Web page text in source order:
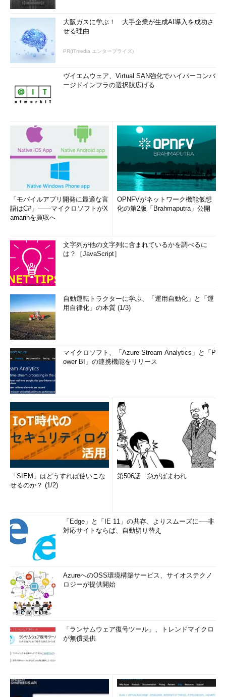
大阪ガスに学ぶ！ 大手企業が生成AI導入を成功さ
せる理由
PR(ITmedia エンタープライズ)
ヴイエムウェア、Virtual SAN強化でハイパーコンバ
ージドインフラの選択肢広げる
「モバイルアプリ開発に最適な言
語はC#」――マイクロソフトがX
amarinを買収へ
OPNFVがネットワーク機能仮想
化の第2版「Brahmaputra」公開
文字列が他の文字列に含まれているかを調べるに
は？［JavaScript］
自動運転トラクターに学ぶ、「運用自動化」と「運
用自律化」の本質 (1/3)
マイクロソフト、「Azure Stream Analytics」と「P
ower BI」の連携機能をリリース
「SIEM」はどうすれば使いこな
せるのか？ (1/2)
第506話 急がばまわれ
「Edge」と「IE 11」の共存、よりスムーズに──非
対応サイトならば、自動切り替え
AzureへのOSS環境構築サービス、サイオステクノ
ロジーが提供開始
「ランサムウェア復号ツール」、トレンドマイクロ
が無償提供